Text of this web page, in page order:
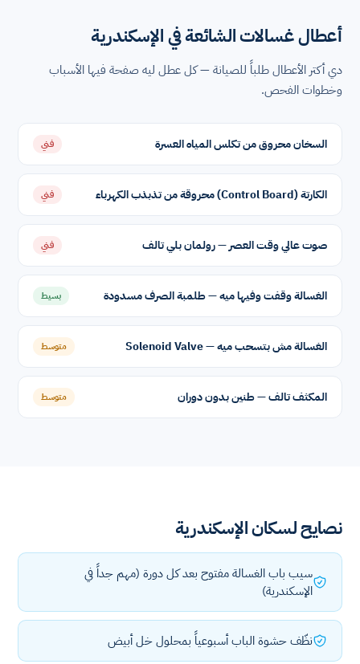
أعطال غسالات الشائعة في الإسكندرية
دي أكتر الأعطال طلباً للصيانة — كل عطل ليه صفحة فيها الأسباب
وخطوات الفحص.
السخان محروق من تكلس المياه العسرة فني
الكارتة (Control Board) محروقة من تذبذب الكهرباء فني
صوت عالي وقت العصر — رولمان بلي تالف فني
الغسالة وقفت وفيها ميه — طلمبة الصرف مسدودة بسيط
الغسالة مش بتسحب ميه — Solenoid Valve متوسط
المكثف تالف — طنين بدون دوران متوسط
نصايح لسكان الإسكندرية
سيب باب الغسالة مفتوح بعد كل دورة (مهم جداً في
الإسكندرية)
نظّف حشوة الباب أسبوعياً بمحلول خل أبيض